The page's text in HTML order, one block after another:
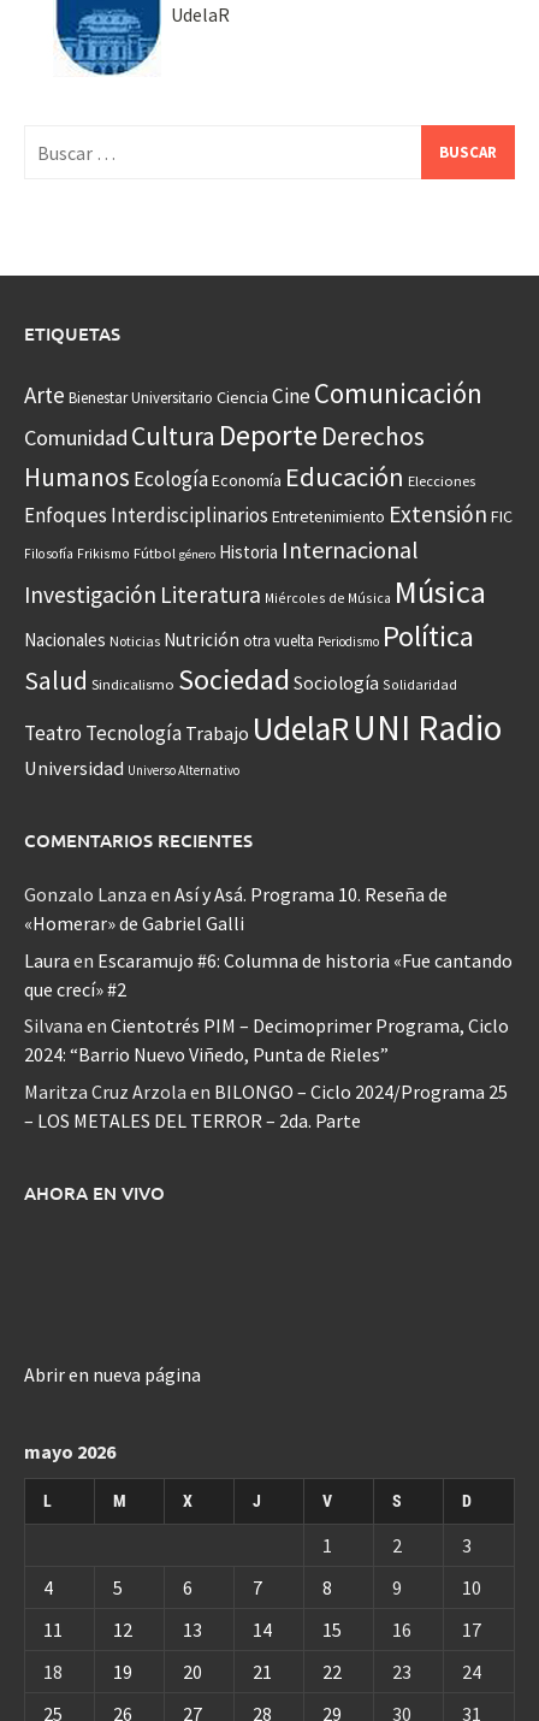
UdelaR
ETIQUETAS
Arte Bienestar Universitario Ciencia CineComunicación
Comunidad Cultura Deporte Derechos
Humanos EcologíaEconomía Educación Elecciones
Enfoques Interdisciplinarios Entretenimiento Extensión FIC
Filosofía Frikismo Fútbol género Historia Internacional
Investigación Literatura Miércoles de Música Música
Nacionales Noticias Nutrición otra vuelta Periodismo Política
Salud Sindicalismo Sociedad Sociología Solidaridad
Teatro Tecnología Trabajo UdelaRUNI Radio
Universidad Universo Alternativo
COMENTARIOS RECIENTES
Gonzalo Lanza en Así y Asá. Programa 10. Reseña de
«Homerar» de Gabriel Galli
Laura en Escaramujo #6: Columna de historia «Fue cantando
que crecí» #2
Silvana en Cientotrés PIM – Decimoprimer Programa, Ciclo
2024: “Barrio Nuevo Viñedo, Punta de Rieles”
Maritza Cruz Arzola en BILONGO – Ciclo 2024/Programa 25
– LOS METALES DEL TERROR – 2da. Parte
AHORA EN VIVO
Abrir en nueva página
mayo 2026
L M X J V S D
1 2
3
4
5 6 7 8 9
10
11
12 13 14 15 16
17
18
19 20 21 22 23
24
25
26 27 28 29 30 31